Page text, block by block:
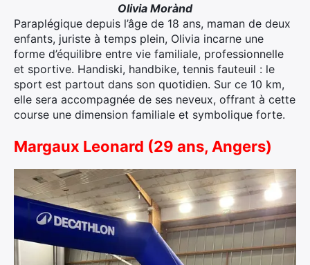
Olivia Morànd
Paraplégique depuis l’âge de 18 ans, maman de deux
enfants, juriste à temps plein, Olivia incarne une
forme d’équilibre entre vie familiale, professionnelle
et sportive. Handiski, handbike, tennis fauteuil : le
sport est partout dans son quotidien. Sur ce 10 km,
elle sera accompagnée de ses neveux, offrant à cette
course une dimension familiale et symbolique forte.
Margaux Leonard (29 ans, Angers)